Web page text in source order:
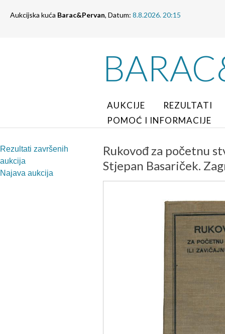
Aukcijska kuća Barac&Pervan, Datum: 8.8.2026. 20:15
AUKCIJE
REZULTATI
POMOĆ I INFORMACIJE
Rezultati završenih
aukcija
Najava aukcija
Rukovođ za početnu
Stjepan Basariček.